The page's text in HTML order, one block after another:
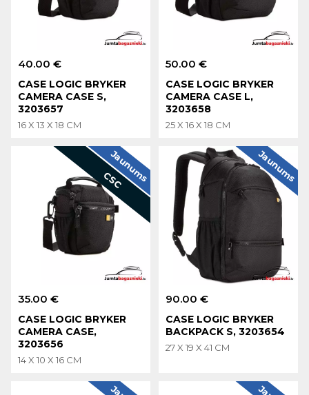
40.00 €
CASE LOGIC BRYKER
CAMERA CASE S,
3203657
16 X 13 X 18 CM
50.00 €
CASE LOGIC BRYKER
CAMERA CASE L,
3203658
25 X 16 X 18 CM
35.00 €
CASE LOGIC BRYKER
CAMERA CASE,
3203656
14 X 10 X 16 CM
Jaunums
CSC
90.00 €
CASE LOGIC BRYKER
BACKPACK S, 3203654
27 X 19 X 41 CM
Jaunums